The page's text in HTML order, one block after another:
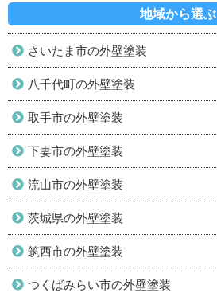
地域から選ぶ
さいたま市の外壁塗装
八千代町の外壁塗装
取手市の外壁塗装
下妻市の外壁塗装
流山市の外壁塗装
茨城県の外壁塗装
筑西市の外壁塗装
つくばみらい市の外壁塗装